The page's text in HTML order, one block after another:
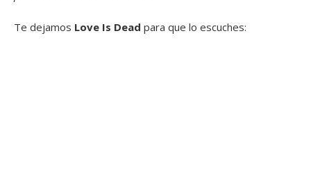
Te dejamos Love Is Dead para que lo escuches: